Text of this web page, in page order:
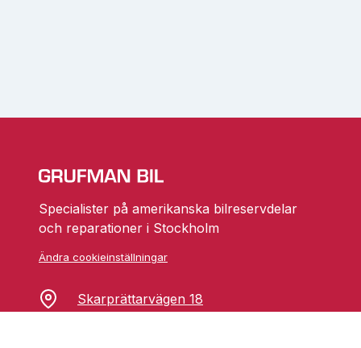
Specialister på amerikanska bilreservdelar
och reparationer i Stockholm
Ändra cookieinställningar
Skarprättarvägen 18